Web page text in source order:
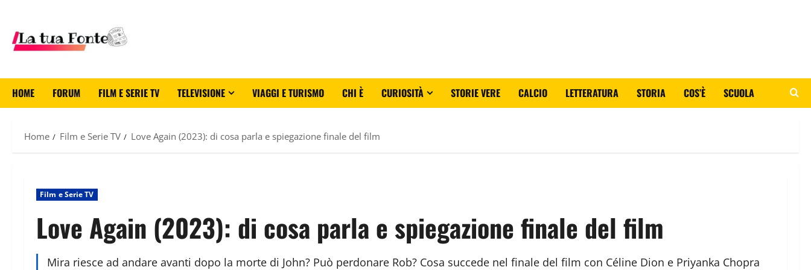
HOME FORUM FILM E SERIE TV TELEVISIONE VIAGGI E TURISMO CHI È CURIOSITÀ STORIE VERE CALCIO LETTERATURA STORIA COS’È SCUOLA
Home Film e Serie TV Love Again (2023): di cosa parla e spiegazione finale del film
Film e Serie TV
Love Again (2023): di cosa parla e spiegazione finale del film
Mira riesce ad andare avanti dopo la morte di John? Può perdonare Rob? Cosa succede nel finale del film con Céline Dion e Priyanka Chopra